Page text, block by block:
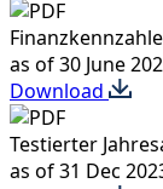
as of 30 June
Download
Testierter
as of 31 Dec